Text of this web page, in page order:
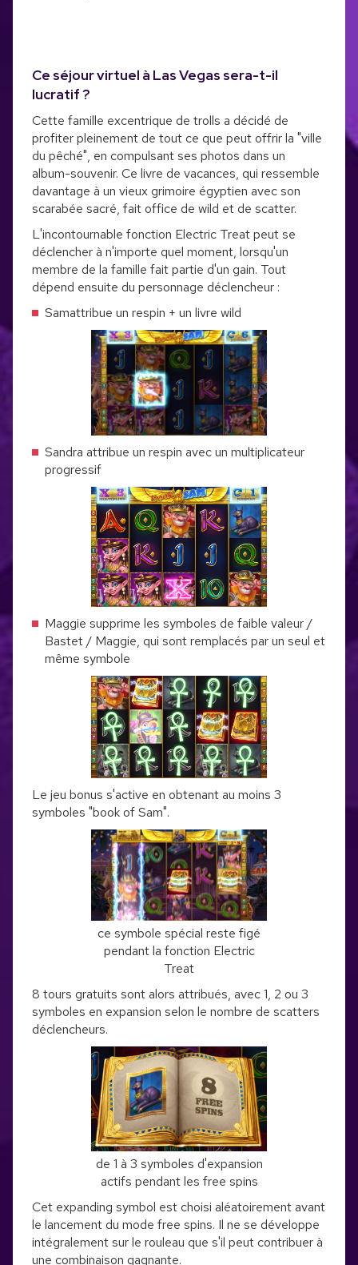
Ce séjour virtuel à Las Vegas sera-t-il
lucratif ?
Cette famille excentrique de trolls a décidé de
profiter pleinement de tout ce que peut offrir la "ville
du pêché", en compulsant ses photos dans un
album-souvenir. Ce livre de vacances, qui ressemble
davantage à un vieux grimoire égyptien avec son
scarabée sacré, fait office de wild et de scatter.
L'incontournable fonction Electric Treat peut se
déclencher à n'importe quel moment, lorsqu'un
membre de la famille fait partie d'un gain. Tout
dépend ensuite du personnage déclencheur :
Samattribue un respin + un livre wild
Sandra attribue un respin avec un multiplicateur
progressif
Maggie supprime les symboles de faible valeur /
Bastet / Maggie, qui sont remplacés par un seul et
même symbole
Le jeu bonus s'active en obtenant au moins 3
symboles "book of Sam".
ce symbole spécial reste figé
pendant la fonction Electric
Treat
8 tours gratuits sont alors attribués, avec 1, 2 ou 3
symboles en expansion selon le nombre de scatters
déclencheurs.
de 1 à 3 symboles d'expansion
actifs pendant les free spins
Cet expanding symbol est choisi aléatoirement avant
le lancement du mode free spins. Il ne se développe
intégralement sur le rouleau que s'il peut contribuer à
une combinaison gagnante.